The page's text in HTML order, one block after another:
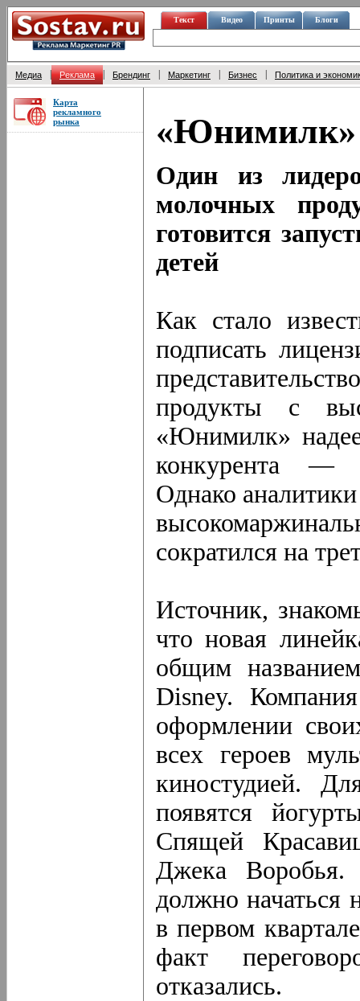
Текст Видео Принты Блоги
Медиа Реклама Брендинг Маркетинг Бизнес Политика и
Карта
рекламного
рынка
«Юнимилк»
Один из
молочных
готовится
детей
Как стало
подписать
продукты с
«Юнимилк»
конкурента —
Однако
сократился на
Источник,
что новая
общим
Disney.
оформлении
всех героев
киностудией.
появятся
Спящей
Джека Воробья.
должно начаться
в первом
факт
отказались.